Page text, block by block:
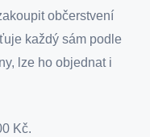
občerstvení
každý sám podle
, lze ho objednat i
Kč.